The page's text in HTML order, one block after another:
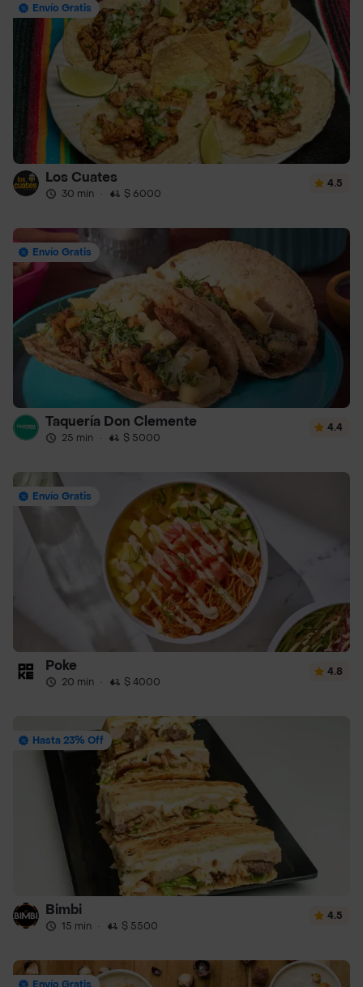
Envío Gratis
Los Cuates
30 min · $ 6000
4.5
Envío Gratis
Taquería Don Clemente
25 min · $ 5000
4.4
Envío Gratis
Poke
20 min · $ 4000
4.8
Hasta 23% Off
Bimbi
15 min · $ 5500
4.5